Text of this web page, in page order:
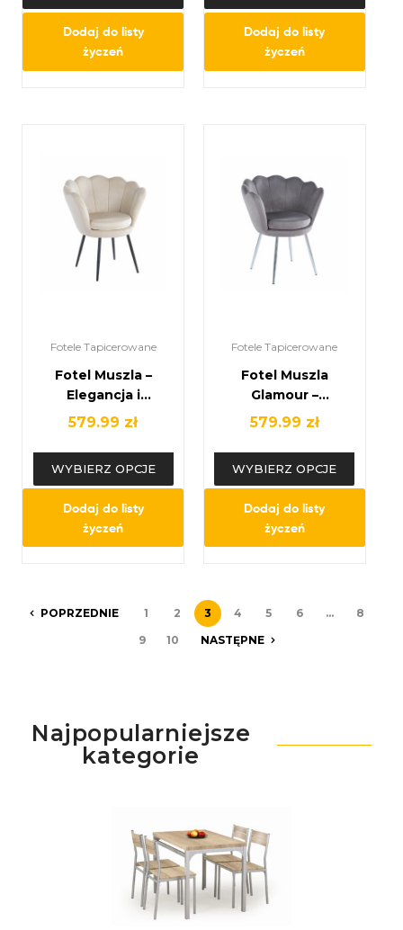
Dodaj do listy
życzeń
Dodaj do listy
życzeń
Fotele Tapicerowane
Fotel Muszla –
Elegancja i
Komfort w
579.99 zł
WYBIERZ OPCJE
Dodaj do listy
życzeń
Fotele Tapicerowane
Fotel Muszla
Glamour –
Elegancja w
579.99 zł
WYBIERZ OPCJE
Dodaj do listy
życzeń
POPRZEDNIE 1 2 3 4 5 6 …
8
9
10 NASTĘPNE
Najpopularniejsze
kategorie